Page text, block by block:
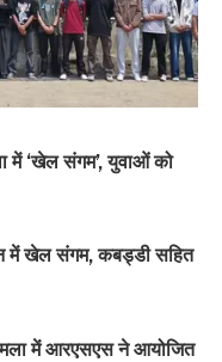
में ‘खेल संगम’, युवाओं को
में खेल संगम, कबड्डी सहित
में आरएसएस ने आयोजित